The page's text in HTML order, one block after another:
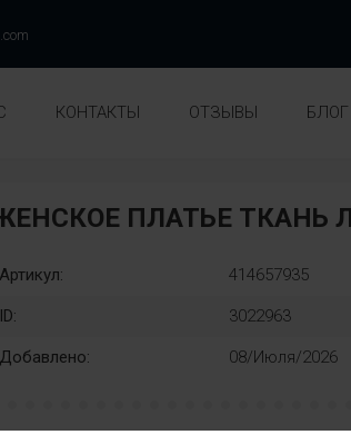
КОНТАКТЫ ОТЗЫВЫ БЛОГ
ПЛАТЬЕ ТКАНЬ
Артикул: 414657935
ID: 3022963
Добавлено: 08/Июля/2026